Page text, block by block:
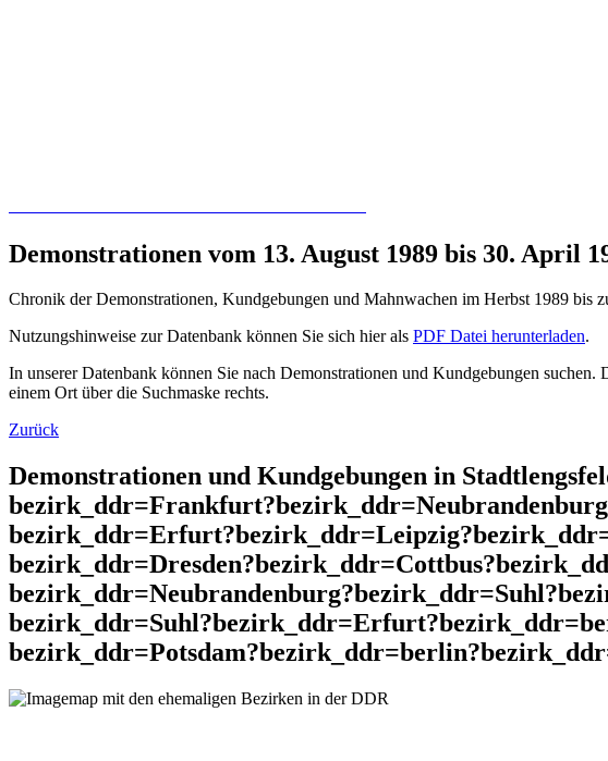
Demonstrationen vom 13. August 1989 bis 30. April
Chronik der Demonstrationen, Kundgebungen und Mahnwachen im Herbst 1989 bis
Nutzungshinweise zur Datenbank können Sie sich hier als PDF Datei herunterladen.
In unserer Datenbank können Sie nach Demonstrationen und Kundgebungen
einem Ort über die Suchmaske rechts.
Zurück
Demonstrationen und Kundgebungen in